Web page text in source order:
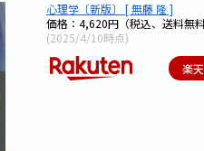
心理学〔新版〕 [ 無藤 隆 ]
価格：4,620円（税込、送料無
(2025/4/10時点)
楽